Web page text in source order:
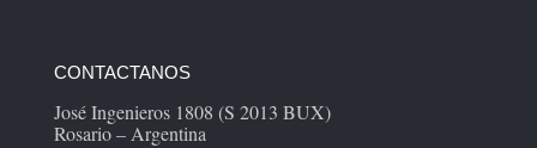
CONTACTANOS
José Ingenieros 1808 (S 2013 BUX)
Rosario – Argentina